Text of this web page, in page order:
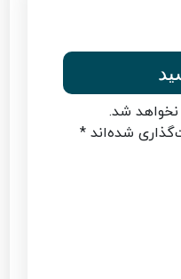
نخواهد شد.
شده‌اند*